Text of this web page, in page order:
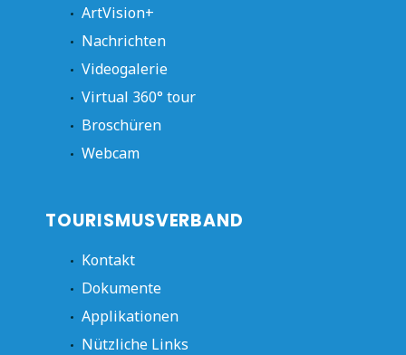
ArtVision+
Nachrichten
Videogalerie
Virtual 360° tour
Broschüren
Webcam
TOURISMUSVERBAND
Kontakt
Dokumente
Applikationen
Nützliche Links